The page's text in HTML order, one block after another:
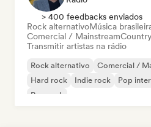
> 400 feedbacks enviados
Rock alternativoMúsica
Comercial / MainstreamCountry
Transmitir artistas na rádio
Rock alternativo Comercial /
Hard rock
Indie rock Pop
Pop rock